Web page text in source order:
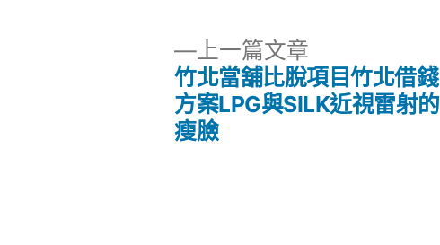
上一篇文章
一
篇
竹北當舖比脫項目竹北借錢
方案LPG與SILK近視雷射的
瘦臉